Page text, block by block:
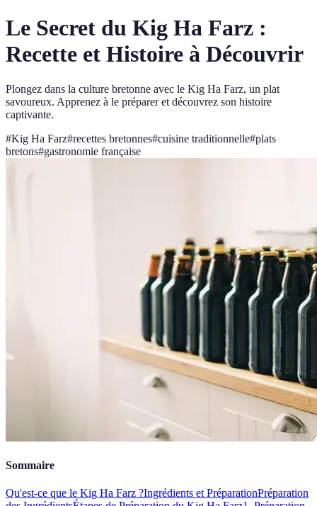
Le Secret du Kig Ha Farz :
Recette et Histoire à Découvrir
Plongez dans la culture bretonne avec le Kig Ha Farz, un plat
savoureux. Apprenez à le préparer et découvrez son histoire
captivante.
#Kig Ha Farz#recettes bretonnes#cuisine traditionnelle#plats
bretons#gastronomie française
Sommaire
Qu'est-ce que le Kig Ha Farz ?Ingrédients et PréparationPréparation